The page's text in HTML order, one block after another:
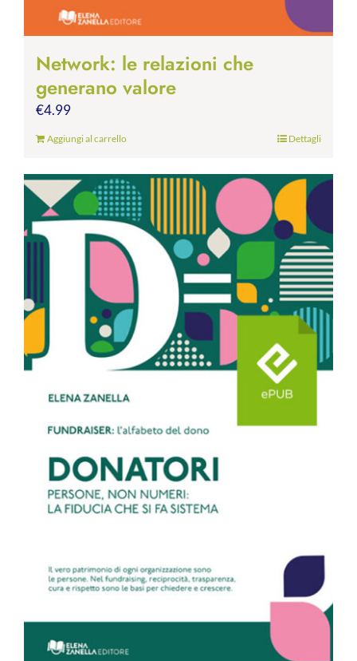
Network: le relazioni che
generano valore
€4.99
Aggiungi al carrello Dettagli